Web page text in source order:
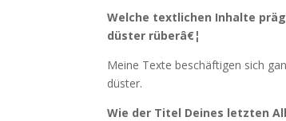
Welche textlichen Inhalte
düster rüberâ€¦
Meine Texte beschäftigen sich
düster.
Wie der Titel Deines letzten